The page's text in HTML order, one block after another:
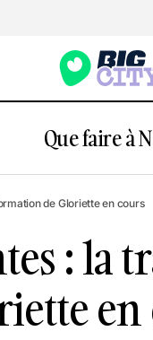
Que faire à
de Gloriette en cours
: la